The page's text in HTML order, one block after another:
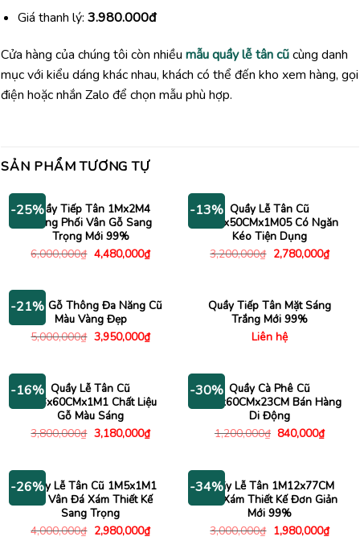
Giá thanh lý: 3.980.000đ
Cửa hàng của chúng tôi còn nhiều mẫu quầy lễ tân cũcùng danh
mục với kiểu dáng khác nhau, khách có thể đến kho xem hàng, gọi
điện hoặc nhắn Zalo để chọn mẫu phù hợp.
SẢN PHẨM TƯƠNG TỰ
-25%Quầy Tiếp Tân 1Mx2M4
Trắng Phối Vân Gỗ Sang
Trọng Mới 99%
6,000,000₫ Giá
gốc
4,480,000₫Giá
hiện
-13% Quầy Lễ Tân Cũ
1M5x50CMx1M05 Có Ngăn
Kéo Tiện Dụng
3,200,000₫ Giá
gốc
2,780,000₫Giá
hiện
-21%
Quầy Gỗ Thông Đa Năng Cũ
Màu Vàng Đẹp
5,000,000₫ Giá
gốc
3,950,000₫Giá
hiện
3,950,000₫.
Quầy Tiếp Tân Mặt Sáng
Trắng Mới 99%
Liên hệ
-16% Quầy Lễ Tân Cũ
1M6x60CMx1M1 Chất Liệu
Gỗ Màu Sáng
3,800,000₫ Giá
gốc
3,180,000₫Giá
hiện
3,180,000₫.
-30% Quầy Cà Phê Cũ
1M8x60CMx23CM Bán Hàng
Di Động
1,200,000₫ Giá
840,000₫Giá
hiện
-26%
Quầy Lễ Tân Cũ 1M5x1M1
Giả Vân Đá Xám Thiết Kế
Sang Trọng
4,000,000₫ Giá
gốc
2,980,000₫Giá
hiện
-34%Quầy Lễ Tân 1M12x77CM
Mặt Xám Thiết Kế Đơn Giản
Mới 99%
3,000,000₫ Giá
gốc
1,980,000₫Giá
hiện